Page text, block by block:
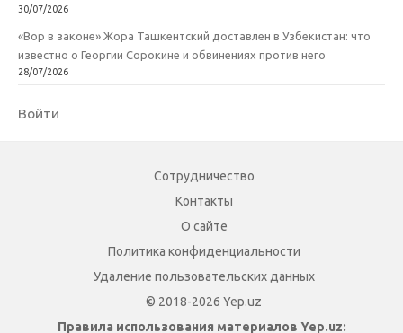
30/07/2026
«Вор в законе» Жора Ташкентский доставлен в Узбекистан: что
известно о Георгии Сорокине и обвинениях против него
28/07/2026
Войти
Сотрудничество
Контакты
О сайте
Политика конфиденциальности
Удаление пользовательских данных
© 2018-2026 Yep.uz
Правила использования материалов Yep.uz: